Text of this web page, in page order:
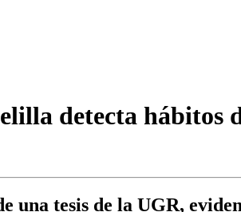
detecta hábitos
una tesis de la UGR,